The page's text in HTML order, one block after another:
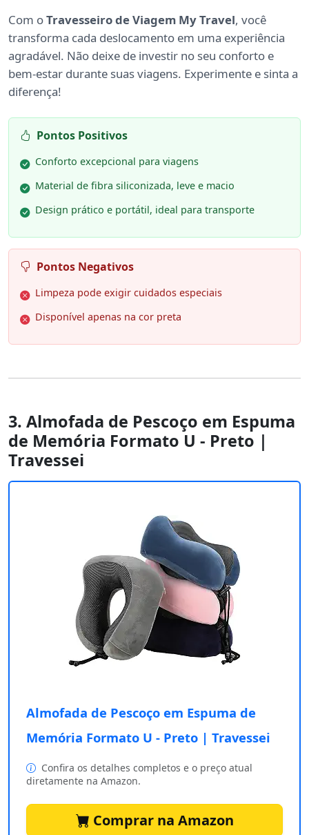
Com oTravesseiro de Viagem My Travel, você
transforma cada deslocamento em uma experiência
agradável. Não deixe de investir no seu conforto e
bem-estar durante suas viagens. Experimente e sinta a
diferença!
Pontos Positivos
Conforto excepcional para viagens
Material de fibra siliconizada, leve e macio
Design prático e portátil, ideal para transporte
Pontos Negativos
Limpeza pode exigir cuidados especiais
Disponível apenas na cor preta
3. Almofada de Pescoço em Espuma
de Memória Formato U - Preto |
Travessei
Almofada de Pescoço em Espuma de
Memória Formato U - Preto | Travessei
Confira os detalhes completos e o preço atual
diretamente na Amazon.
Comprar na Amazon